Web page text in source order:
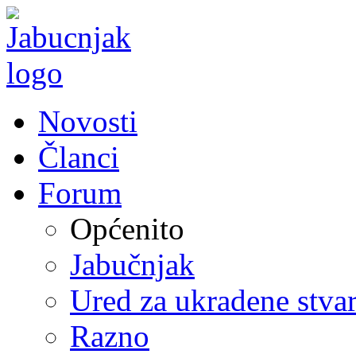
Novosti
Članci
Forum
Općenito
Jabučnjak
Ured za ukradene
Razno